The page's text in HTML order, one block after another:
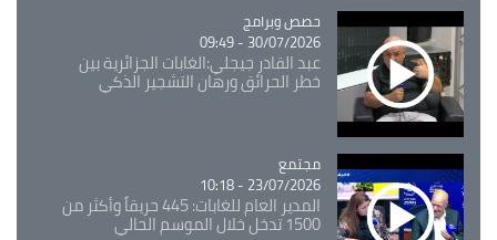
Catégorie
حصص وبرامج
30/07/2026 - 09:49
عبد القادر جيجلي:الغابات الجزائرية بين
خطر الحرائق ورهان التشجير الذكي
Catégorie
مجتمع
23/07/2026 - 10:18
المدير العام للغابات: 445 حريقاً وأكثر من
1500 تدخل خلال الموسم الحالي